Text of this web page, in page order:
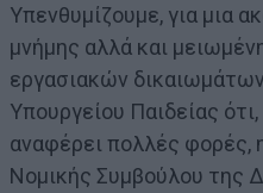
Υπενθυμίζουμε, για μια
μνήμης αλλά και
εργασιακών
Υπουργείου Παιδείας
αναφέρει πολλές φορές,
Νομικής Συμβούλου της